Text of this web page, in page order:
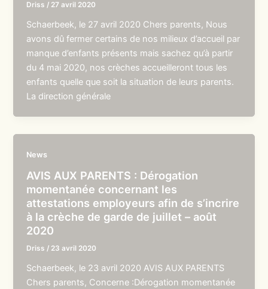
Driss / 27 avril 2020
Schaerbeek, le 27 avril 2020 Chers parents, Nous
avons dû fermer certains de nos milieux d’accueil par
manque d’enfants présents mais sachez qu’à partir
du 4 mai 2020, nos crèches accueilleront tous les
enfants quelle que soit la situation de leurs parents.
La direction générale
News
AVIS AUX PARENTS : Dérogation
momentanée concernant les
attestations employeurs afin de s’incrire
à la crèche de garde de juillet – août
2020
Driss / 23 avril 2020
Schaerbeek, le 23 avril 2020 AVIS AUX PARENTS
Chers parents, Concerne :Dérogation momentanée